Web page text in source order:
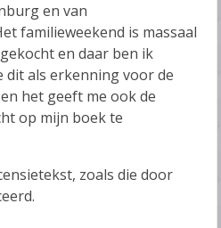
en van
familieweekend is massaal
en daar ben ik
dit als erkenning voor de
het geeft me ook de
op mijn boek te
zoals die door